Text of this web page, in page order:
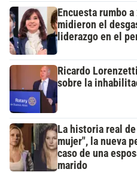
Encuesta rumbo
midieron el
liderazgo en el
Ricardo
sobre la
La historia real
mujer", la nueva
caso de una
marido